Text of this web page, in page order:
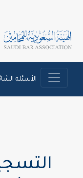
الأسئلة